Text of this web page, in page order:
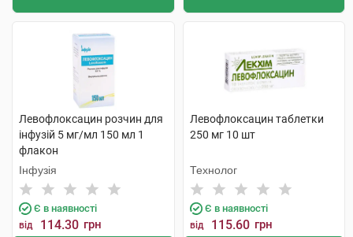
Левофлоксацин розчин для
інфузій 5 мг/мл 150 мл 1
флакон
Інфузія
Є в наявності
від 114.30 грн
Левофлоксацин таблетки
250 мг 10 шт
Технолог
Є в наявності
від 115.60 грн